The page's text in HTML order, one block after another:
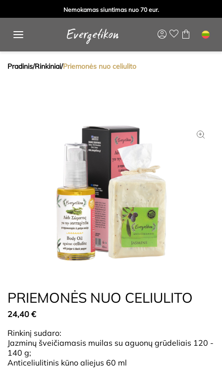
Nemokamas siuntimas nuo 70 eur.
Pradinis/Rinkiniai/Priemonės nuo celiulito
PRIEMONĖS NUO CELIULITO
24,40 €
Rinkinį sudaro:
Jazminų šveičiamasis muilas su aguonų grūdeliais 120 -
140 g;
Anticeliulitinis kūno aliejus 60 ml